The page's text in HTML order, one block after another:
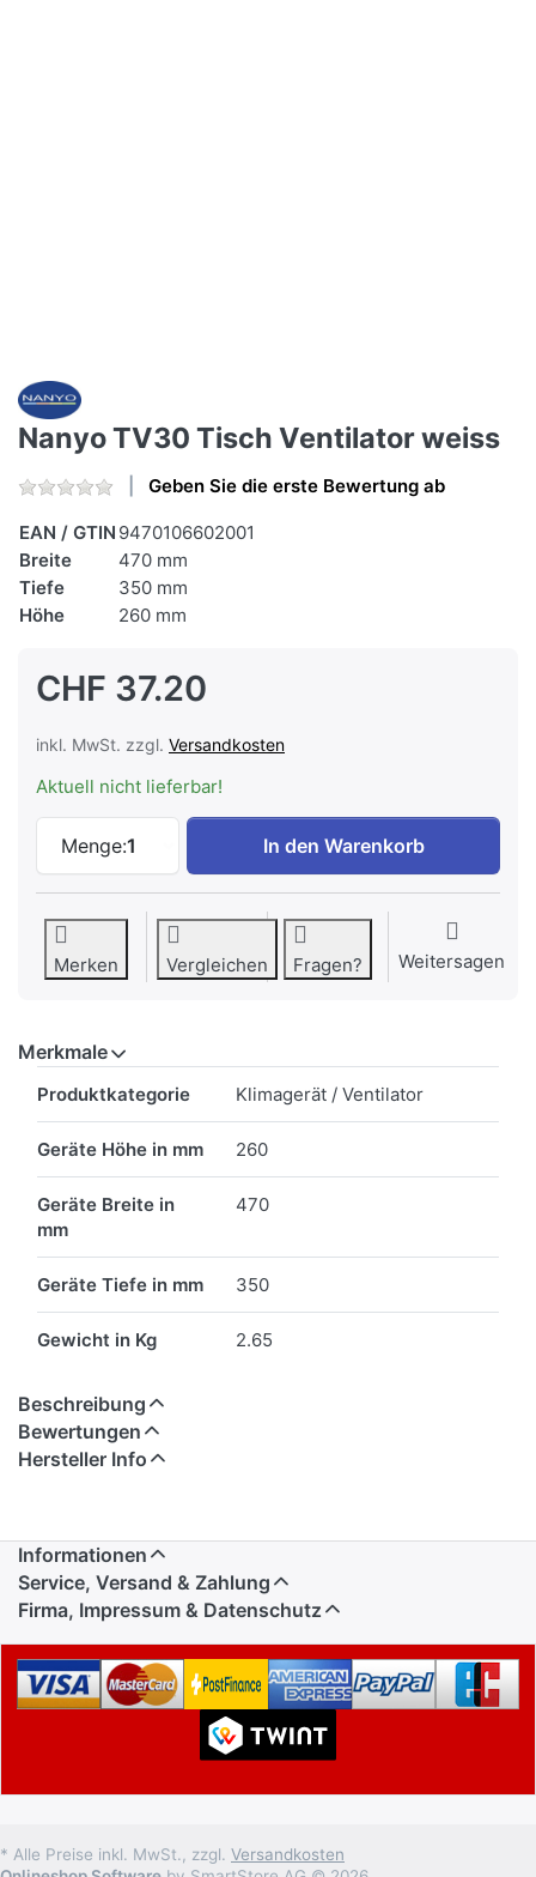
Nanyo TV30 Tisch Ventilator weiss
Geben Sie die erste Bewertung ab
EAN / GTIN 9470106602001
Breite
470 mm
Tiefe
350 mm
Höhe
260 mm
CHF 37.20
inkl. MwSt. zzgl. Versandkosten
Aktuell nicht lieferbar!
Menge:1
Nanyo TV30 Tisch Ventilator weiss zu
In den Warenkorb
Merken Vergleichen Fragen? Weitersagen
Merkmale
Produktkategorie Klimagerät / Ventilator
Geräte Höhe in mm 260
Geräte Breite in
mm
470
Geräte Tiefe in mm 350
Gewicht in Kg 2.65
Beschreibung
Bewertungen
Hersteller Info
Informationen
Service, Versand & Zahlung
Firma, Impressum & Datenschutz
* Alle Preise inkl. MwSt., zzgl. Versandkosten